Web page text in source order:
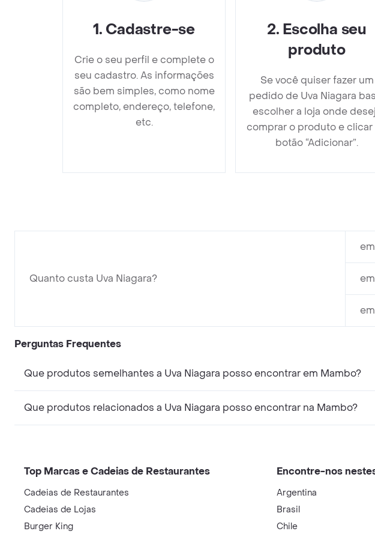
1. Cadastre-se
Crie o seu perfil e complete o
seu cadastro. As informações
são bem simples, como nome
completo, endereço, telefone,
etc.
2. Escolha seu
produto
Se você quiser fazer um
pedido de Uva Niagara
escolher a loja onde
comprar o produto e clicar
botão “Adicionar”.
Quanto custa Uva Niagara?
Perguntas Frequentes
Que produtos semelhantes a Uva Niagara posso encontrar em Mambo?
Que produtos relacionados a Uva Niagara posso encontrar na Mambo?
Top Marcas e Cadeias de Restaurantes
Cadeias de Restaurantes
Cadeias de Lojas
Burger King
Encontre-nos
Argentina
Brasil
Chile